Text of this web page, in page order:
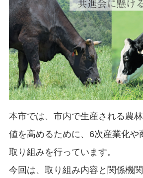
本市では、市内で生産される農
値を高めるために、6次産業化や
取り組みを行っています。
今回は、取り組み内容と関係機